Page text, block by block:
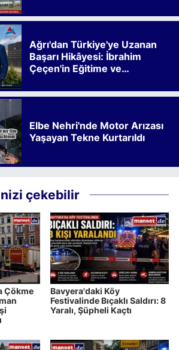
Ağrı'dan Türkiye'ye Uzanan
Başarı Hikâyesi: İbrahim
Çeçen'in Eğitime ve
Elbe Nehri'nde Motor Arızası
Yaşayan Tekne Kurtarıldı
çekebilir
Çökme
Bavyera'daki Köy
Festivalinde Bıçaklı Saldırı: 8
Yaralı, Şüpheli Kaçtı